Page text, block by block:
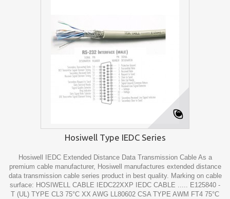
Hosiwell Type IEDC Series
Hosiwell IEDC Extended Distance Data Transmission Cable As a
premium cable manufacturer, Hosiwell manufactures extended distance
data transmission cable series product in best quality. Marking on cable
surface: HOSIWELL CABLE IEDC22XXP IEDC CABLE ..... E125840 -
T (UL) TYPE CL3 75°C XX AWG LL80602 CSA TYPE AWM FT4 75°C